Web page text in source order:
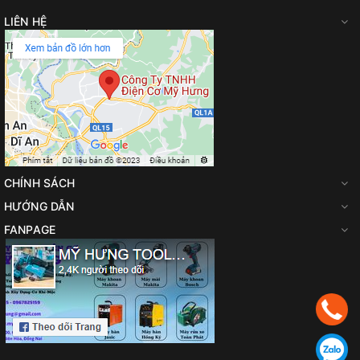
LIÊN HỆ
CHÍNH SÁCH
HƯỚNG DẪN
FANPAGE